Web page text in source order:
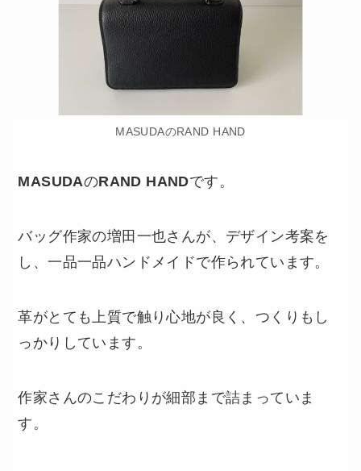
MASUDAのRAND HAND
MASUDAのRAND HANDです。
バッグ作家の増田一也さんが、デザイン考案を
し、一品一品ハンドメイドで作られています。
革がとても上質で触り心地が良く、つくりもし
っかりしています。
作家さんのこだわりが細部まで詰まっていま
す。